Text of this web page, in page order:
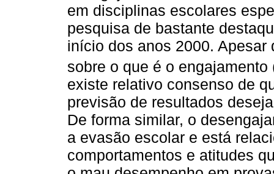
em disciplinas escolares
pesquisa de bastante
início dos anos 2000.
sobre o que é o engajamento
existe relativo consenso de
previsão de resultados
De forma similar, o
a evasão escolar e está
comportamentos e atitudes